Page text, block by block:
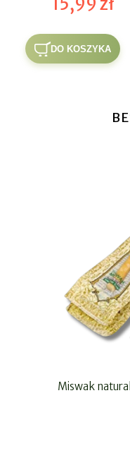
DO KOSZYKA
Miswak